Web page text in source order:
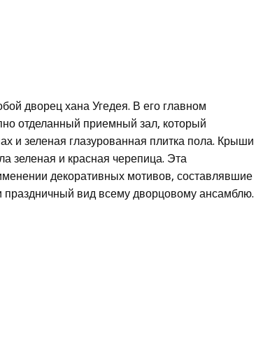
дворец хана Угедея. В его главном
отделанный приемный зал, который
и зеленая глазурованная плитка пола. Крыши
зеленая и красная черепица. Эта
декоративных мотивов, составлявшие
праздничный вид всему дворцовому ансамблю.